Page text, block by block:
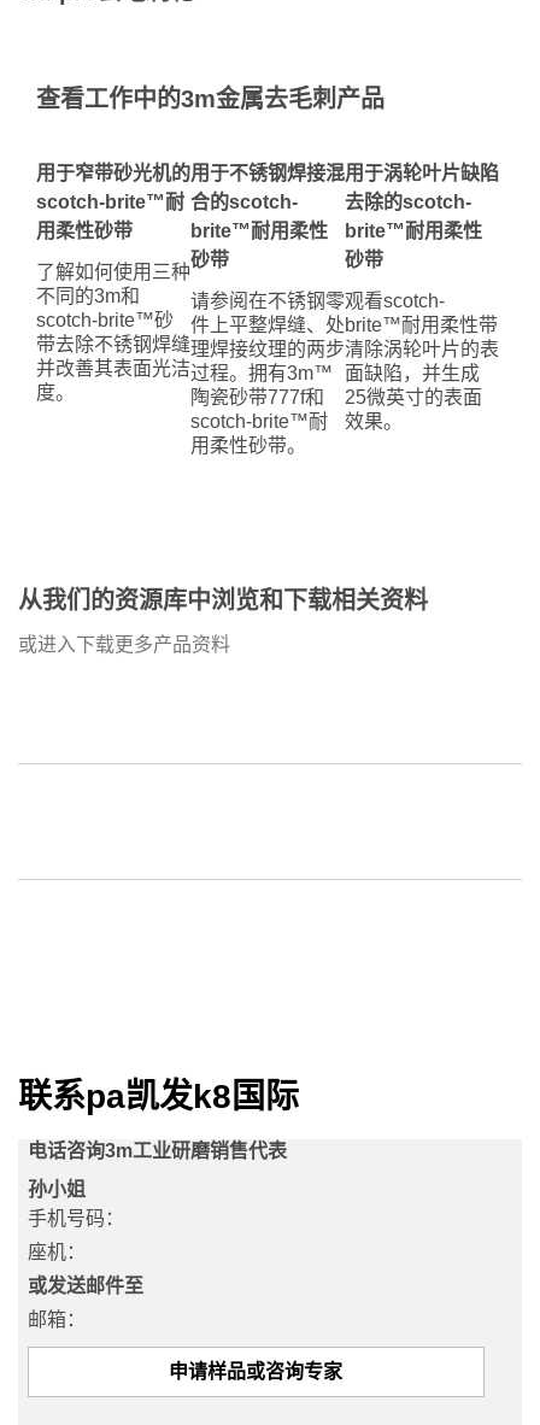
查看工作中的3m金属去毛刺产品
用于窄带砂光机的
scotch-brite™耐
用柔性砂带
了解如何使用三种
不同的3m和
scotch-brite™砂
带去除不锈钢焊缝
并改善其表面光洁
度。
用于不锈钢焊接混
合的scotch-
brite™耐用柔性
砂带
请参阅在不锈钢零
件上平整焊缝、处
理焊接纹理的两步
过程。拥有3m™
陶瓷砂带777f和
scotch-brite™耐
用柔性砂带。
用于涡轮叶片缺陷
去除的scotch-
brite™耐用柔性
砂带
观看scotch-
brite™耐用柔性带
清除涡轮叶片的表
面缺陷，并生成
25微英寸的表面
效果。
从我们的资源库中浏览和下载相关资料
或进入下载更多产品资料
1,
1,
联系pa凯发k8国际
电话咨询3m工业研磨销售代表
孙小姐
手机号码：
座机：
或发送邮件至
邮箱：
申请样品或咨询专家